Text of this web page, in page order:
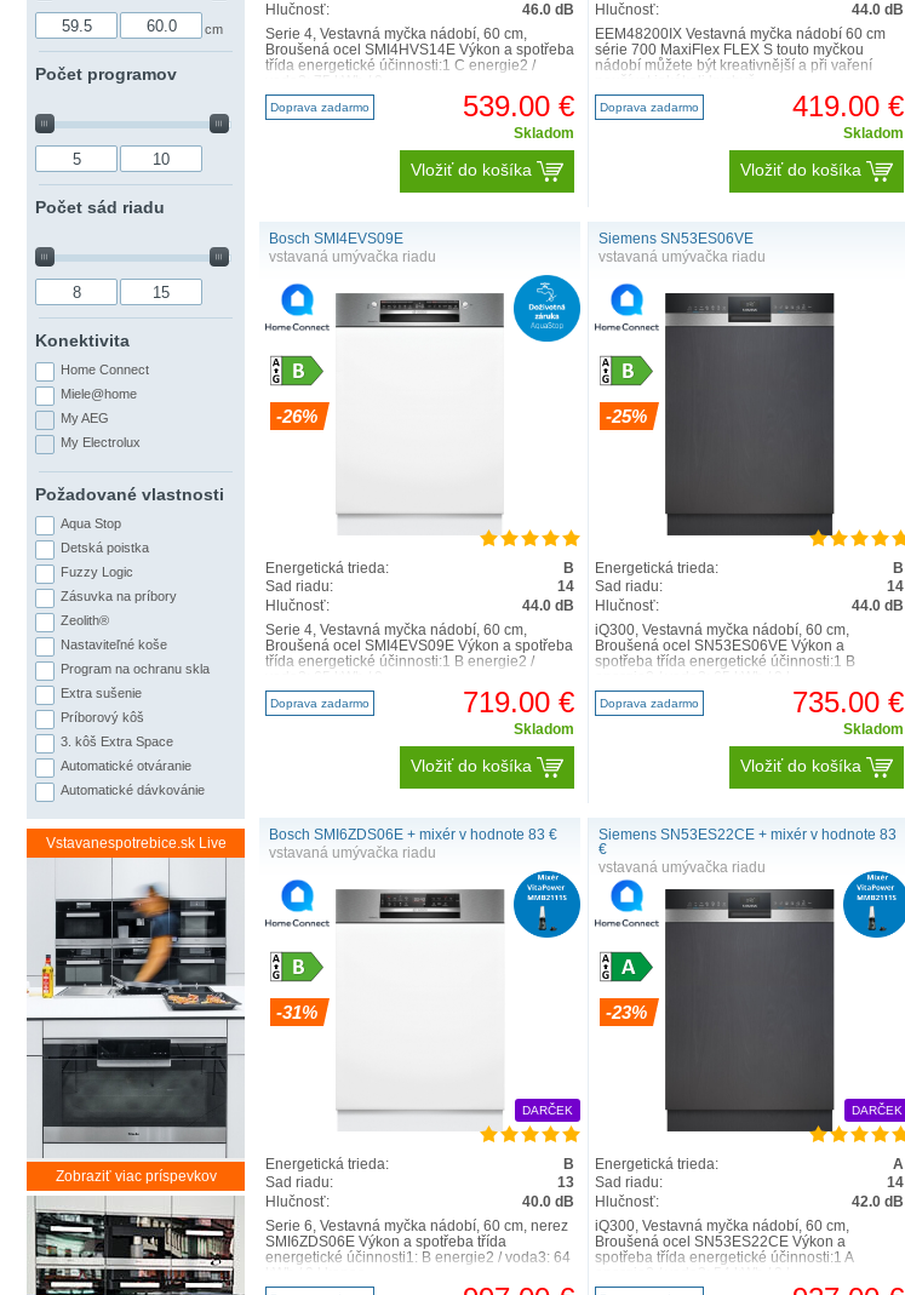
Hlučnosť:
46.0 dB
Serie 4, Vestavná myčka nádobí, 60 cm,
Broušená ocel SMI4HVS14E Výkon a spotřeba
třída energetické účinnosti:1 C energie2 /
Doprava zadarmo 539.00 €
Skladom
Vložiť do košíka
Hlučnosť:
44.0 dB
EEM48200IX Vestavná myčka nádobí 60 cm
série 700 MaxiFlex FLEX S touto myčkou
nádobí můžete být kreativnější a při vaření
Doprava zadarmo 419.00 €
Skladom
Vložiť do košíka
Bosch SMI4EVS09E
vstavaná umývačka riadu
-26%
Energetická trieda:
B
Sad riadu:
14
Hlučnosť:
44.0 dB
Serie 4, Vestavná myčka nádobí, 60 cm,
Broušená ocel SMI4EVS09E Výkon a spotřeba
třída energetické účinnosti:1 B energie2 /
Doprava zadarmo 719.00 €
Skladom
Vložiť do košíka
Siemens SN53ES06VE
vstavaná umývačka riadu
-25%
Energetická trieda:
B
Sad riadu:
14
Hlučnosť:
44.0 dB
iQ300, Vestavná myčka nádobí, 60 cm,
Broušená ocel SN53ES06VE Výkon a
spotřeba třída energetické účinnosti:1 B
Doprava zadarmo 735.00 €
Skladom
Vložiť do košíka
Bosch SMI6ZDS06E + mixér v hodnote 83 €
vstavaná umývačka riadu
-31%
DARČEK
Energetická trieda:
B
Sad riadu:
13
Hlučnosť:
40.0 dB
Serie 6, Vestavná myčka nádobí, 60 cm, nerez
SMI6ZDS06E Výkon a spotřeba třída
energetické účinnosti1: B energie2 / voda3: 64
Siemens SN53ES22CE + mixér v hodnote 83
€
vstavaná umývačka riadu
-23%
DARČEK
Energetická trieda:
A
Sad riadu:
14
Hlučnosť:
42.0 dB
iQ300, Vestavná myčka nádobí, 60 cm,
Broušená ocel SN53ES22CE Výkon a
spotřeba třída energetické účinnosti:1 A
cm
Počet programov
Počet sád riadu
Konektivita
Home Connect
Miele@home
My AEG
My Electrolux
Požadované vlastnosti
Aqua Stop
Detská poistka
Fuzzy Logic
Zásuvka na príbory
Zeolith®
Nastaviteľné koše
Program na ochranu skla
Extra sušenie
Príborový kôš
3. kôš Extra Space
Automatické otváranie
Automatické dávkovánie
Vstavanespotrebice.sk Live
Zobraziť viac príspevkov